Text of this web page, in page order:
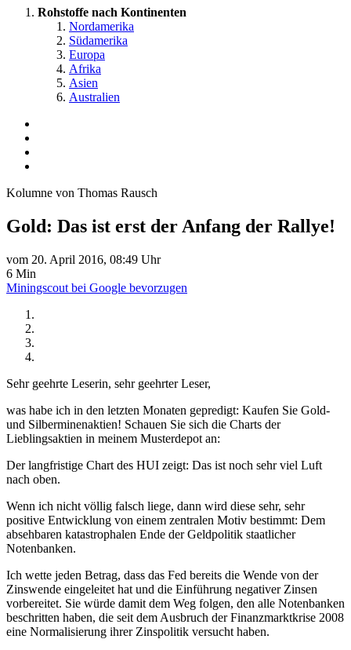
Rohstoffe nach Kontinenten
Nordamerika
Südamerika
Europa
Afrika
Asien
Australien
Kolumne von Thomas Rausch
Gold: Das ist erst der Anfang der Rallye!
vom 20. April 2016, 08:49 Uhr
6 Min
Miningscout bei Google bevorzugen
Sehr geehrte Leserin, sehr geehrter Leser,
was habe ich in den letzten Monaten gepredigt: Kaufen Sie Gold-
und Silberminenaktien! Schauen Sie sich die Charts der
Lieblingsaktien in meinem Musterdepot an:
Der langfristige Chart des HUI zeigt: Das ist noch sehr viel Luft
nach oben.
Wenn ich nicht völlig falsch liege, dann wird diese sehr, sehr
positive Entwicklung von einem zentralen Motiv bestimmt: Dem
absehbaren katastrophalen Ende der Geldpolitik staatlicher
Notenbanken.
Ich wette jeden Betrag, dass das Fed bereits die Wende von der
Zinswende eingeleitet hat und die Einführung negativer Zinsen
vorbereitet. Sie würde damit dem Weg folgen, den alle Notenbanken
beschritten haben, die seit dem Ausbruch der Finanzmarktkrise 2008
eine Normalisierung ihrer Zinspolitik versucht haben.